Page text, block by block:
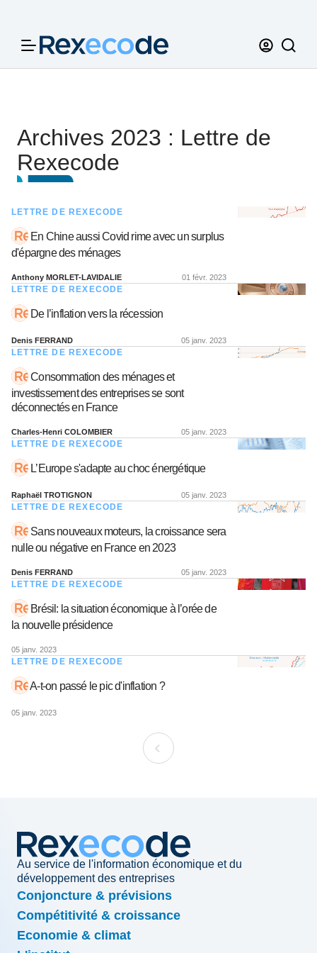
Archives 2023 : Lettre de
Rexecode
LETTRE DE REXECODE
En Chine aussi Covid rime avec un surplus
d'épargne des ménages
Anthony MORLET-LAVIDALIE 01 févr. 2023
LETTRE DE REXECODE
De l’inflation vers la récession
Denis FERRAND 05 janv. 2023
LETTRE DE REXECODE
Consommation des ménages et
investissement des entreprises se sont
déconnectés en France
Charles-Henri COLOMBIER 05 janv. 2023
LETTRE DE REXECODE
L’Europe s'adapte au choc énergétique
Raphaël TROTIGNON 05 janv. 2023
LETTRE DE REXECODE
Sans nouveaux moteurs, la croissance sera
nulle ou négative en France en 2023
Denis FERRAND 05 janv. 2023
LETTRE DE REXECODE
Brésil: la situation économique à l’orée de
la nouvelle présidence
05 janv. 2023
LETTRE DE REXECODE
A-t-on passé le pic d'inflation ?
05 janv. 2023
Au service de l'information économique et du
développement des entreprises
Conjoncture & prévisions
Compétitivité & croissance
Economie & climat